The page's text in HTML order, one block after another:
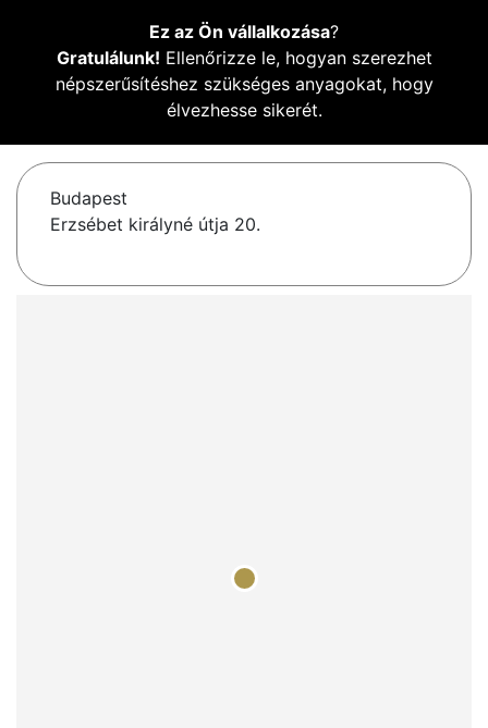
Ez az Ön vállalkozása?
Gratulálunk! Ellenőrizze le, hogyan szerezhet
népszerűsítéshez szükséges anyagokat, hogy
élvezhesse sikerét.
Budapest
Erzsébet királyné útja 20.